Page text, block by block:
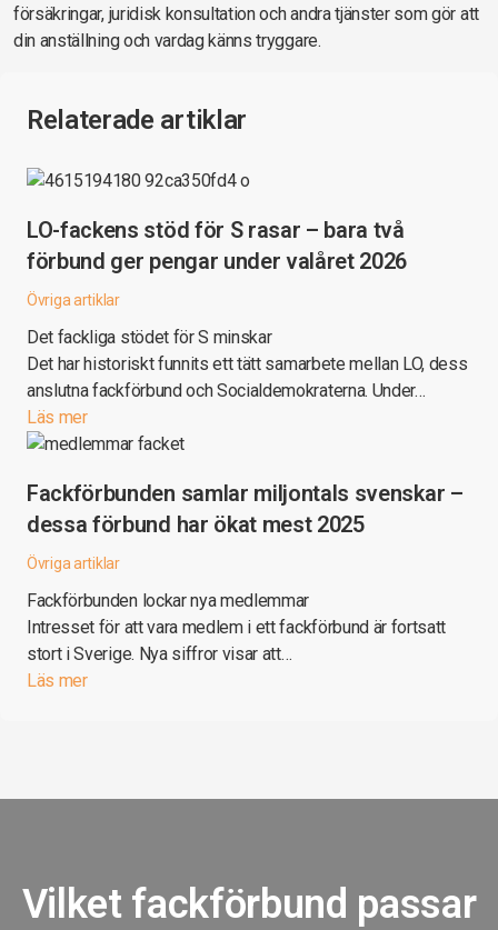
försäkringar, juridisk konsultation och andra tjänster som gör att
din anställning och vardag känns tryggare.
Relaterade artiklar
LO-fackens stöd för S rasar – bara två
förbund ger pengar under valåret 2026
Övriga artiklar
Det fackliga stödet för S minskar
Det har historiskt funnits ett tätt samarbete mellan LO, dess
anslutna fackförbund och Socialdemokraterna. Under…
Läs mer
Fackförbunden samlar miljontals svenskar –
dessa förbund har ökat mest 2025
Övriga artiklar
Fackförbunden lockar nya medlemmar
Intresset för att vara medlem i ett fackförbund är fortsatt
stort i Sverige. Nya siffror visar att…
Läs mer
Vilket fackförbund passar